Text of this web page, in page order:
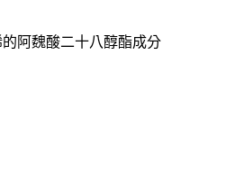
阿魏酸二十八醇酯成分